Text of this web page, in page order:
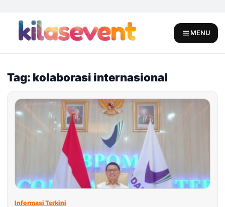
content
MENU
Tag: kolaborasi internasional
Informasi Terkini